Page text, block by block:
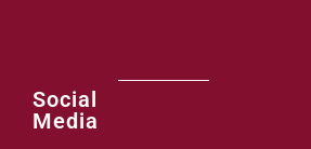
Social
Media